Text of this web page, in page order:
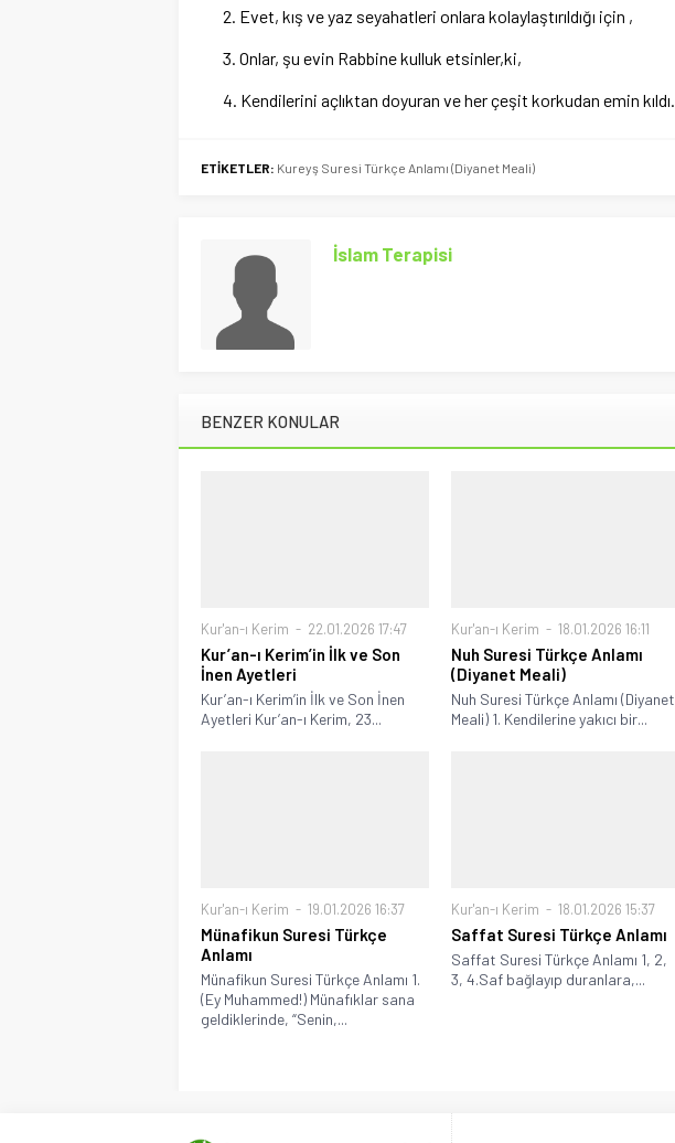
Evet, kış ve yaz seyahatleri onlara kolaylaştırıldığı için ,
Onlar, şu evin Rabbine kulluk etsinler,ki,
Kendilerini açlıktan doyuran ve her çeşit korkudan emin kıldı.
ETİKETLER: Kureyş Suresi Türkçe Anlamı (Diyanet Meali)
İslam Terapisi
BENZER KONULAR
Kur'an-ı Kerim 22.01.2026 17:47
Kur’an-ı Kerim’in İlk ve Son
İnen Ayetleri
Kur’an-ı Kerim’in İlk ve Son İnen
Ayetleri Kur’an-ı Kerim, 23...
Kur'an-ı Kerim 18.01.2026 16:11
Nuh Suresi Türkçe Anlamı
(Diyanet Meali)
Nuh Suresi Türkçe Anlamı (Diyanet
Meali) 1. Kendilerine yakıcı bir...
Kur'an-ı Kerim 19.01.2026 16:37
Münafikun Suresi Türkçe
Anlamı
Münafikun Suresi Türkçe Anlamı 1.
(Ey Muhammed!) Münafıklar sana
geldiklerinde, “Senin,...
Kur'an-ı Kerim 18.01.2026 15:37
Saffat Suresi Türkçe Anlamı
Saffat Suresi Türkçe Anlamı 1, 2,
3, 4.Saf bağlayıp duranlara,...